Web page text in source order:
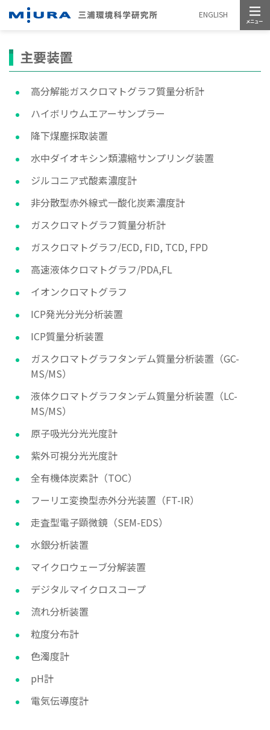
ENGLISH
主要装置
高分解能ガスクロマトグラフ質量分析計
ハイボリウムエアーサンプラー
降下煤塵採取装置
水中ダイオキシン類濃縮サンプリング装置
ジルコニア式酸素濃度計
非分散型赤外線式一酸化炭素濃度計
ガスクロマトグラフ質量分析計
ガスクロマトグラフ/ECD, FID, TCD, FPD
高速液体クロマトグラフ/PDA,FL
イオンクロマトグラフ
ICP発光分光分析装置
ICP質量分析装置
ガスクロマトグラフタンデム質量分析装置（GC-
MS/MS）
液体クロマトグラフタンデム質量分析装置（LC-
MS/MS）
原子吸光分光光度計
紫外可視分光光度計
全有機体炭素計（TOC）
フーリエ変換型赤外分光装置（FT-IR）
走査型電子顕微鏡（SEM-EDS）
水銀分析装置
マイクロウェーブ分解装置
デジタルマイクロスコープ
流れ分析装置
粒度分布計
色濁度計
pH計
電気伝導度計